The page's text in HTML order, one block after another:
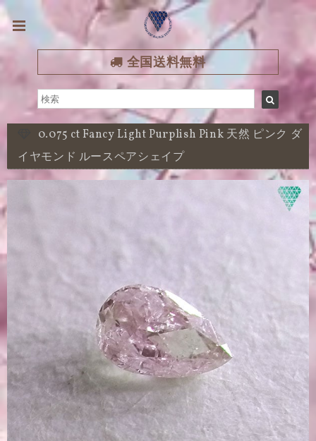
全国送料無料
0.075 ct Fancy Light Purplish Pink 天然 ピンク ダ
イヤモンド ルースペアシェイプ